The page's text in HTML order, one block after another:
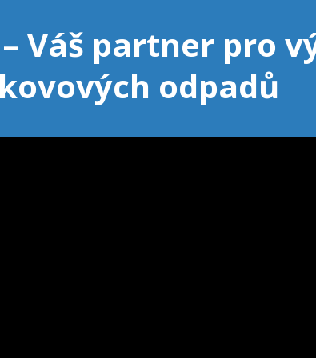
Váš partner pro
odpadů